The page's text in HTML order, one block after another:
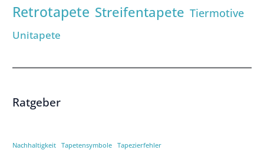
Retrotapete Streifentapete Tiermotive
Unitapete
Ratgeber
Nachhaltigkeit Tapetensymbole Tapezierfehler